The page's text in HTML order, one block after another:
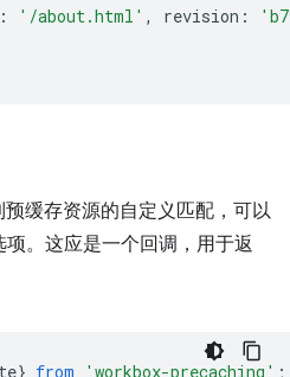
: '/about.html' , revision :
缓存资源的自定义匹配，可以
项。这应是一个回调，用于返
} from 'workbox-precaching' ;